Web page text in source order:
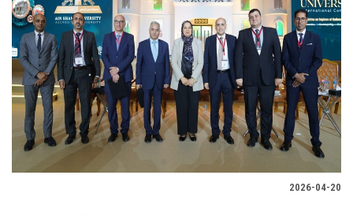
تواصل معنا
الطلاب
هيئة التدريس
الدراسات العليا
2026-04-20